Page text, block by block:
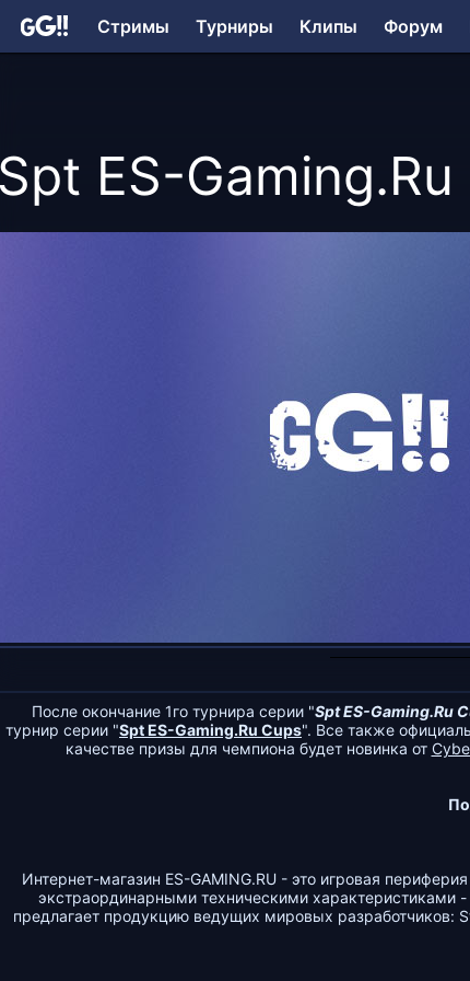
Стримы Турниры Клипы Форум
ES-
После окончание 1го турнира серии "Spt ES-Gaming.Ru
турнир серии "Spt ES-Gaming.Ru Cups". Все также
качестве призы для чемпиона будет новинка от
Интернет-магазин ES-GAMING.RU - это игровая
экстраординарными техническими характеристиками
предлагает продукцию ведущих мировых разработчиков: